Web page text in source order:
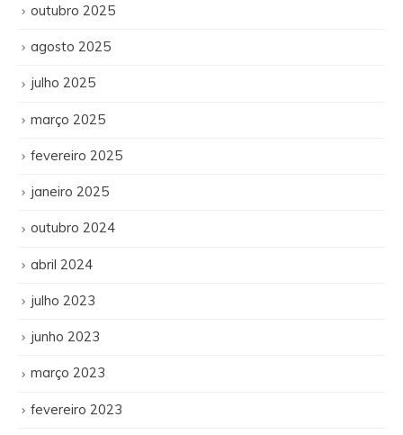
outubro 2025
agosto 2025
julho 2025
março 2025
fevereiro 2025
janeiro 2025
outubro 2024
abril 2024
julho 2023
junho 2023
março 2023
fevereiro 2023